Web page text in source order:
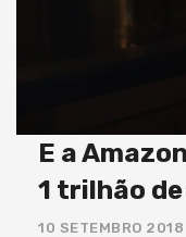
E a
1 trilhão
10 SETEMBRO 2018